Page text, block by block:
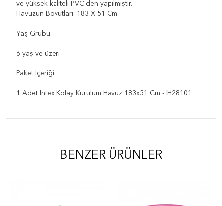
ve yüksek kaliteli PVC'den yapılmıştır.
Havuzun Boyutları: 183 X 51 Cm
Yaş Grubu:
6 yaş ve üzeri
Paket İçeriği:
1 Adet Intex Kolay Kurulum Havuz 183x51 Cm - IH28101
BENZER ÜRÜNLER